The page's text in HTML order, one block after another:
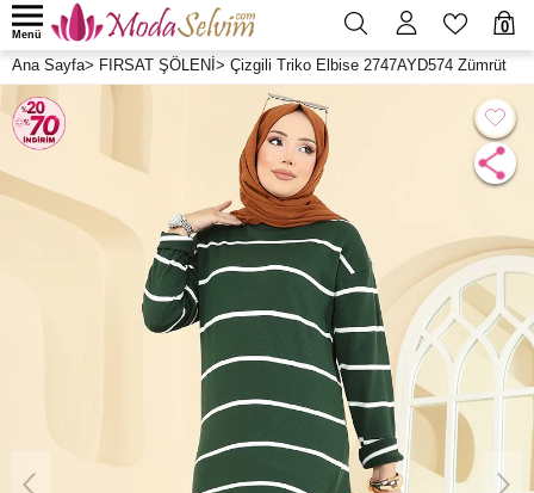
0
Menü
Ana Sayfa> FIRSAT ŞÖLENİ > Çizgili Triko Elbise 2747AYD574 Zümrüt